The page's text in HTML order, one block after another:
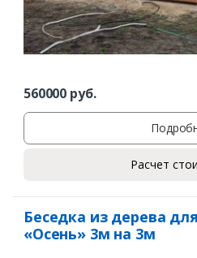
560000 руб.
Расчет
Беседка из дерева
«Осень» 3м на 3м